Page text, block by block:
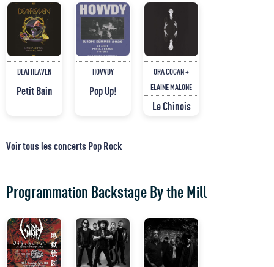
DEAFHEAVEN
Petit Bain
HOVVDY
Pop Up!
ORA COGAN +
ELAINE MALONE
Le Chinois
Voir tous les concerts Pop Rock
Programmation Backstage By the Mill